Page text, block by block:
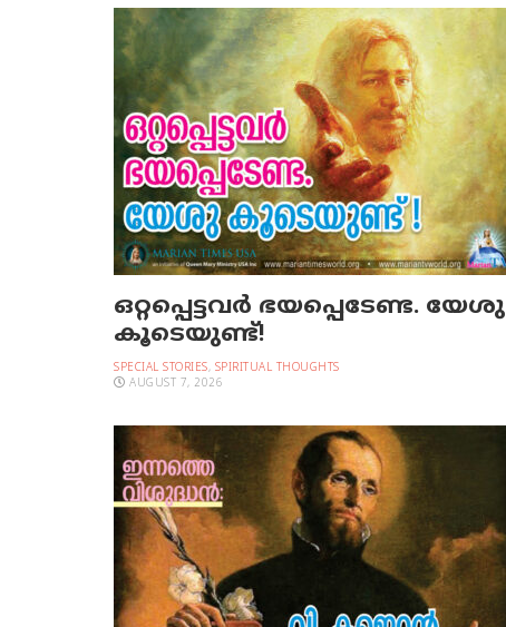
ഒറ്റപ്പെട്ടവര്‍ ഭയപ്പെടേണ്ട. യേശു
കൂടെയുണ്ട്!
SPECIAL STORIES, SPIRITUAL THOUGHTS
AUGUST 7, 2026